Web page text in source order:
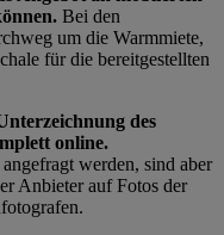
Bei den
um die Warmmiete,
für die bereitgestellten
des
online.
werden, sind aber
Anbieter auf Fotos der